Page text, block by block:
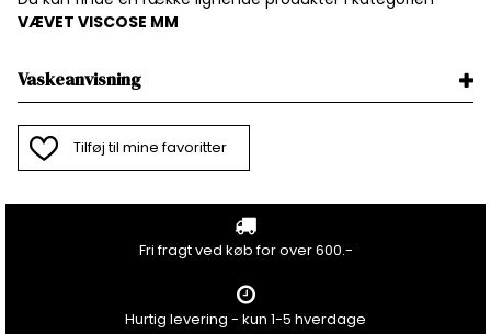
VÆVET VISCOSE MM
Vaskeanvisning
Tilføj til mine favoritter
Fri fragt ved køb for over 600.-
Hurtig levering - kun 1-5 hverdage